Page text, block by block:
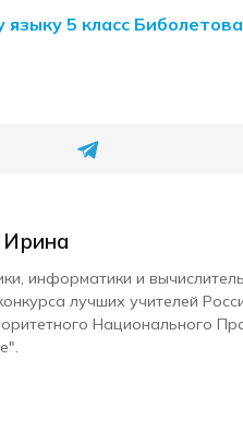
языку 5 класс
Ирина
информатики и
лучших учителей
Национального